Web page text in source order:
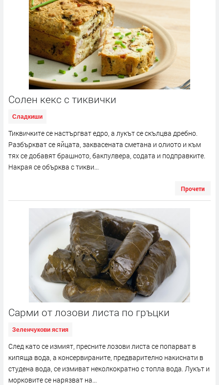
Солен кекс с тиквички
Сладкиши
Тиквичките се настъргват едро, а лукът се скълцва дребно.
Разбъркват се яйцата, заквасената сметана и олиото и към
тях се добавят брашното, бакпулвера, содата и подправките.
Накрая се обърква с тикви...
Прочети
Сaрми от лозови листа по гръцки
Зеленчукови ястия
След като се измият, пресните лозови листа се попарват в
кипяща вода, а консервираните, предварително накиснати в
студена вода, се измиват неколкократно с топла вода. Лукът и
морковите се нарязват на...